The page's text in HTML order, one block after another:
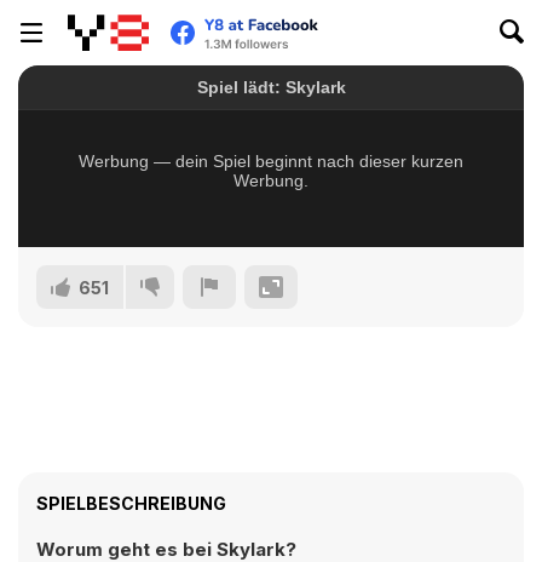
651
SPIELBESCHREIBUNG
Worum geht es bei Skylark?